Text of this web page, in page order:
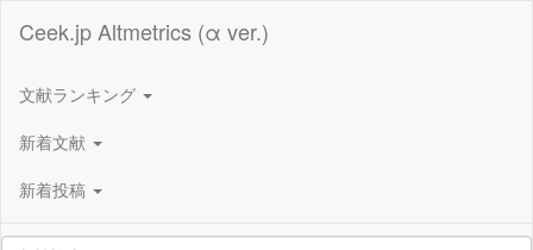
Ceek.jp Altmetrics (α ver.)
文献ランキング
新着文献
新着投稿